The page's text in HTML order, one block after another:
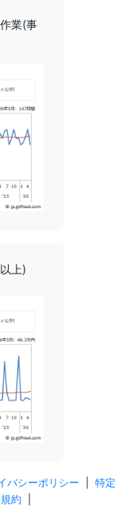
業(事
上)
バシーポリシー
特定
約